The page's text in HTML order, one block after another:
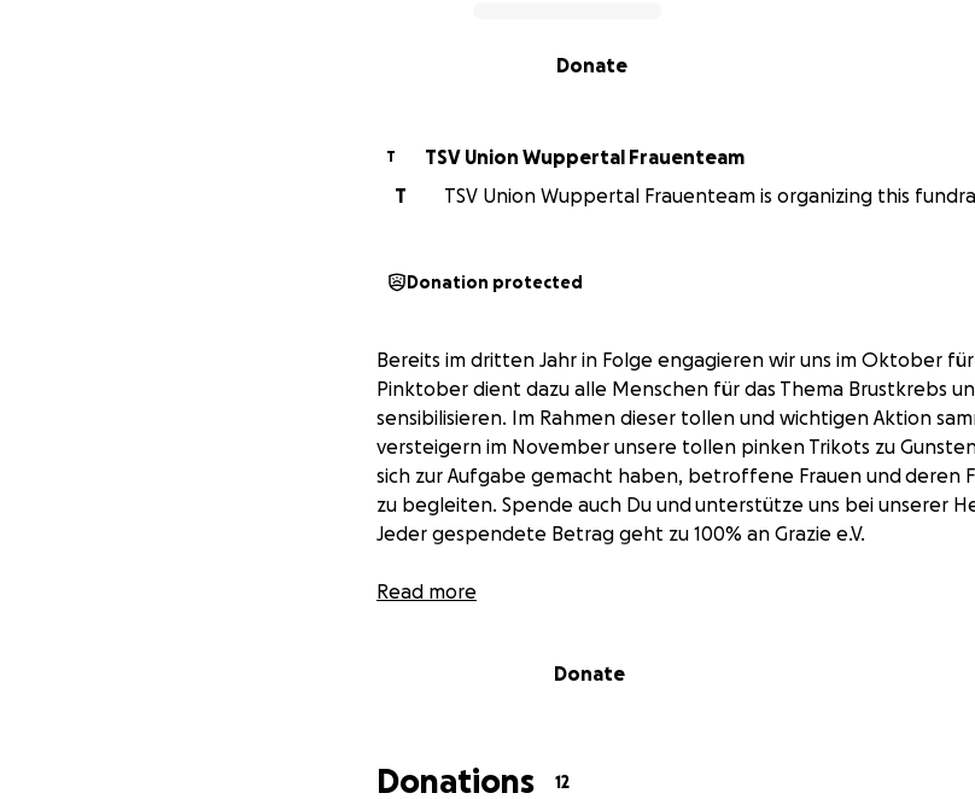
Donate
T
TSV Union Wuppertal Frauenteam
T
TSV Union Wuppertal Frauenteam is organizing this
Donation protected
Bereits im dritten Jahr in Folge engagieren wir uns im Oktober
Pinktober dient dazu alle Menschen für das Thema Brustkrebs
sensibilisieren. Im Rahmen dieser tollen und wichtigen Aktion
versteigern im November unsere tollen pinken Trikots zu Gunsten
sich zur Aufgabe gemacht haben, betroffene Frauen undderen
zu begleiten. Spende auch Du undunterstütze uns bei unserer
Jeder gespendete Betrag geht zu 100% an Grazie e.V.
Read more
Donate
Donations 12